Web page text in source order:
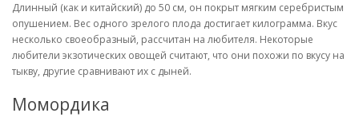
Длинный (как и китайский) до 50 см, он покрыт мягким серебристым
опушением. Вес одного зрелого плода достигает килограмма. Вкус
несколько своеобразный, рассчитан на любителя. Некоторые
любители экзотических овощей считают, что они похожи по вкусу на
тыкву, другие сравнивают их с дыней.
Момордика